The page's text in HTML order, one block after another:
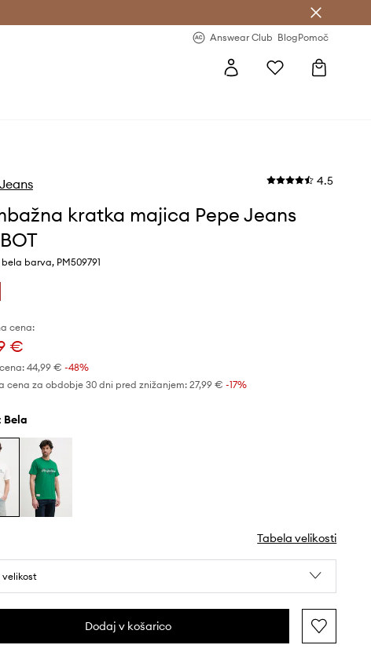
Answear Club BlogPomoč
4.5
kratka majica Pepe Jeans
barva, PM509791
cena:
€
44,99 € -48%
cena za obdobje 30 dni pred znižanjem: 27,99 € -17%
bela
Tabela velikosti
velikost
Dodaj v košarico